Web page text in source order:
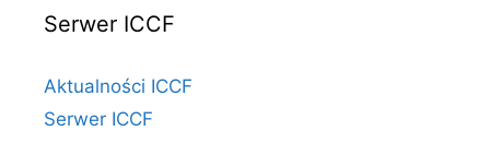
Serwer ICCF
Aktualności ICCF
Serwer ICCF